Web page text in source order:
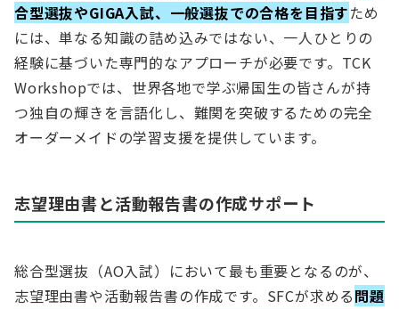
合型選抜やGIGA入試、一般選抜での合格を目指すため
には、単なる知識の詰め込みではない、一人ひとりの
経験に基づいた専門的なアプローチが必要です。TCK
Workshopでは、世界各地で学ぶ帰国生の皆さんが持
つ独自の輝きを言語化し、難関を突破するための完全
オーダーメイドの学習支援を提供しています。
志望理由書と活動報告書の作成サポート
総合型選抜（AO入試）において最も重要となるのが、
志望理由書や活動報告書の作成です。SFCが求める問題